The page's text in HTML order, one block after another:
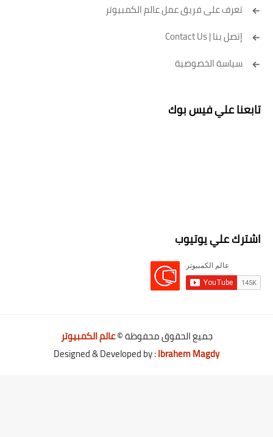
تعرف على فريق عمل عالم الكمبيوتر
إتصل بنا | Contact Us
سياسة الخصوصية
تابعنا علي فيس بوك
اشترك علي يوتيوب
جميع الحقوق محفوظة ©عالم الكمبيوتر
Designed & Developed by :Ibrahem Magdy